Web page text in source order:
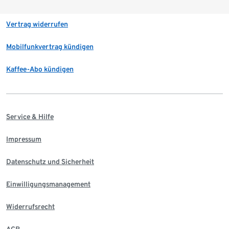
Vertrag widerrufen
Mobilfunkvertrag kündigen
Kaffee-Abo kündigen
Service & Hilfe
Impressum
Datenschutz und Sicherheit
Einwilligungsmanagement
Widerrufsrecht